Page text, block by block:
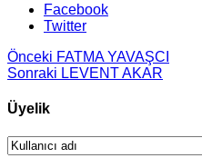
Facebook
Twitter
Önceki FATMA YAVAŞCI
Sonraki LEVENT AKAR
Üyelik